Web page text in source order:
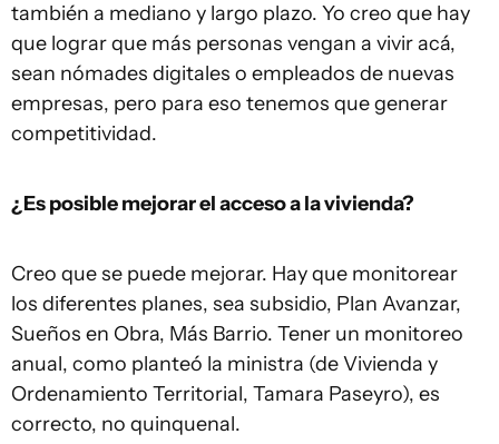
también a mediano y largo plazo. Yo creo que hay
que lograr que más personas vengan a vivir acá,
sean nómades digitales o empleados de nuevas
empresas, pero para eso tenemos que generar
competitividad.
¿Es posible mejorar el acceso a la vivienda?
Creo que se puede mejorar. Hay que monitorear
los diferentes planes, sea subsidio, Plan Avanzar,
Sueños en Obra, Más Barrio. Tener un monitoreo
anual, como planteó la ministra (de Vivienda y
Ordenamiento Territorial, Tamara Paseyro), es
correcto, no quinquenal.